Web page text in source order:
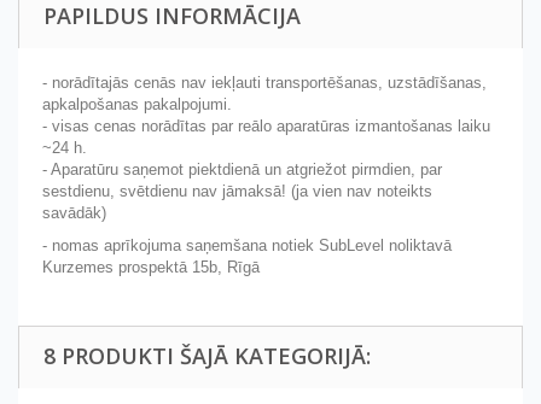
PAPILDUS INFORMĀCIJA
- norādītajās cenās nav iekļauti transportēšanas, uzstādīšanas,
apkalpošanas pakalpojumi.
- visas cenas norādītas par reālo aparatūras izmantošanas laiku
~24 h.
- Aparatūru saņemot piektdienā un atgriežot pirmdien, par
sestdienu, svētdienu nav jāmaksā! (ja vien nav noteikts
savādāk)
- nomas aprīkojuma saņemšana notiek SubLevel noliktavā
Kurzemes prospektā 15b, Rīgā
8 PRODUKTI ŠAJĀ KATEGORIJĀ: